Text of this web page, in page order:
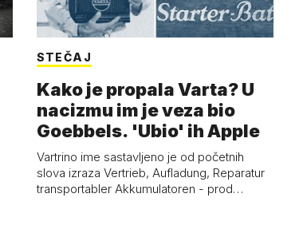
STEČAJ
Kako je propala Varta? U
nacizmu im je veza bio
Goebbels. 'Ubio' ih Apple
Vartrino ime sastavljeno je od početnih
slova izraza Vertrieb, Aufladung, Reparatur
transportabler Akkumulatoren - prod…